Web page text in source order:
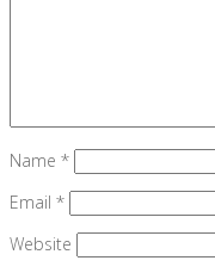
Name *
Email *
Website